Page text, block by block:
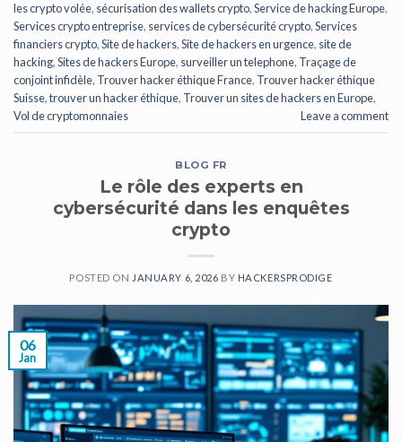
les crypto volée, sécurisation des wallets crypto,Service de hacking Europe,
Services crypto entreprise, services de cybersécurité crypto,Services
financiers crypto,Site de hackers,Site de hackers en urgence, site de
hacking,Sites de hackers Europe, surveiller un telephone, Traçage de
conjoint infidèle, Trouver hacker éthique France, Trouver hacker éthique
Suisse,trouver un hacker éthique, Trouver un sites de hackers en Europe,
Vol de cryptomonnaies
Leave a comment
BLOG FR
Le rôle des experts en
cybersécurité dans les enquêtes
crypto
POSTED ON JANUARY 6, 2026 BY HACKERSPRODIGE
06
Jan